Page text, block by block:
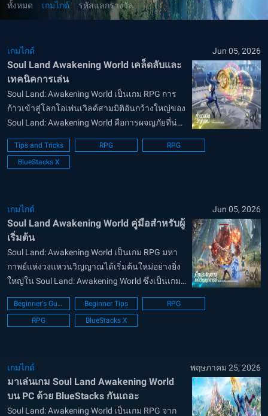
ทั้งหมด เกมไกด์ รหัสแลกรางวัล
เกมไกด์ Jun 05, 2026
Soul Land Awakening World เคล็ดลับและ
เทคนิคการเล่น
Soul Land: Awakening World เป็นเกม RPG การ
ก้าวเข้าสู่โลกโอเพ่นเวิลด์สามมิติอันกว้างใหญ่ของ
Soul Land: Awakening World คือการผจญภัยที่น่า
ตื่นเต้นและท้าทายอย่างยิ่ง ในดินแดนโต้วหลัว
แห่งนี้ พลังต่อสู้และความเร็วในการพัฒนาตัว
ละครคือสิ่งที่จะตัดสินว่าคุณจ...
Tips and Tricks RPG
RPG
BlueStacks X
เกมไกด์ Jun 05, 2026
Soul Land Awakening World คู่มือสำหรับผู้
เริ่มต้น
Soul Land: Awakening World เป็นเกม RPG มหา
กาพย์แห่งวงแหวนวิญญาณได้เริ่มต้นใหม่อย่างยิ่ง
ใหญ่ใน Soul Land: Awakening World ซึ่งเป็นเกม
แนว 3D Open-World MMORPG เกมแรกของซีรีส์
ระดับตำนานอย่าง ตำนานจอมยุทธ์ภูตถังซาน ตัว
เกมได้รับลิขสิทธิ์แท้ทั้งจากฉบับนิยา...
Beginner's Guide Beginner Tips
RPG
RPG
BlueStacks X
เกมไกด์ พฤษภาคม 25, 2026
มาเล่นเกม Soul Land Awakening World
บน PC ด้วย BlueStacks กันเถอะ
Soul Land: Awakening World เป็นเกม RPG จาก